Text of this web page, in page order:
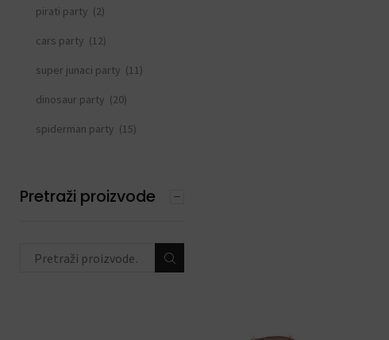
pirati party (2)
cars party (12)
super junaci party (11)
dinosaur party (20)
spiderman party (15)
svemirski party
Pretraži proizvode